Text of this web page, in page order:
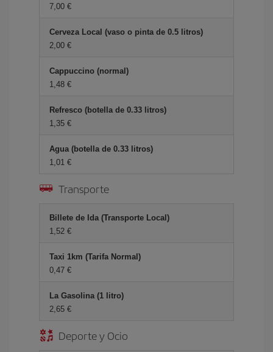
7,00 €
Cerveza Local (vaso o pinta de 0.5 litros)
2,00 €
Cappuccino (normal)
1,48 €
Refresco (botella de 0.33 litros)
1,35 €
Agua (botella de 0.33 litros)
1,01 €
Transporte
Billete de Ida (Transporte Local)
1,52 €
Taxi 1km (Tarifa Normal)
0,47 €
La Gasolina (1 litro)
2,65 €
Deporte y Ocio